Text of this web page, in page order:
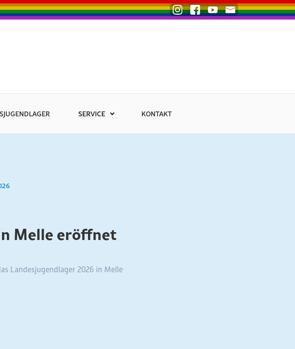
SERVICE KONTAKT
Melle eröffnet
Landesjugendlager 2026 in Melle